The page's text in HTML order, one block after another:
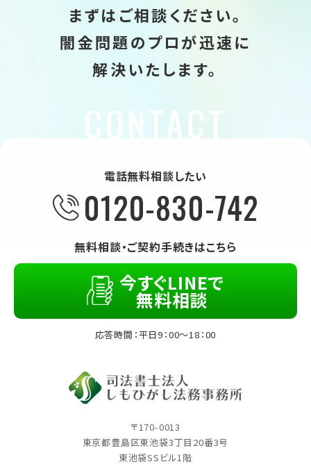
まずはご相談ください。
闇金問題のプロが迅速に
解決いたします。
電話無料相談したい
0120-830-742
無料相談・ご契約手続きはこちら
今すぐLINEで
無料相談
応答時間：平日9：00～18：00
〒170-0013
東京都豊島区東池袋3丁⽬20番3号
東池袋SSビル1階